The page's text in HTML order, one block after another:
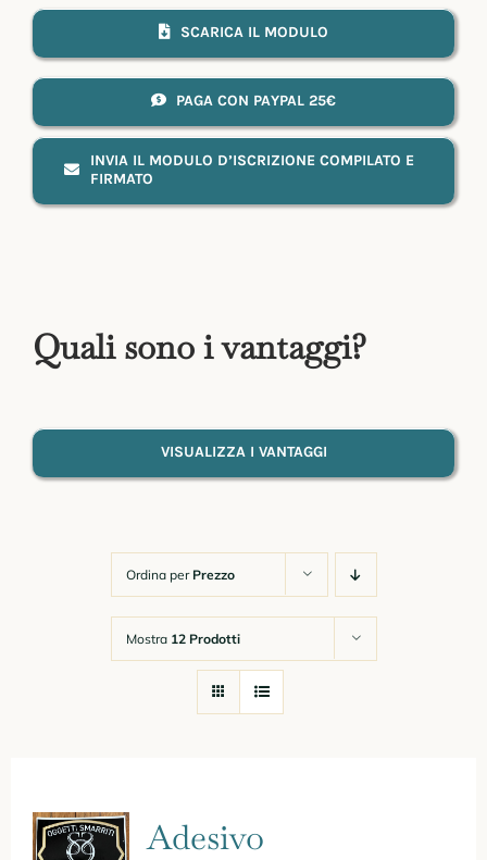
SCARICA IL MODULO
PAGA CON PAYPAL 25€
INVIA IL MODULO D’ISCRIZIONE COMPILATO E
FIRMATO
Quali sono i vantaggi?
VISUALIZZA I VANTAGGI
Ordina per Prezzo
Mostra 12 Prodotti
Adesivo